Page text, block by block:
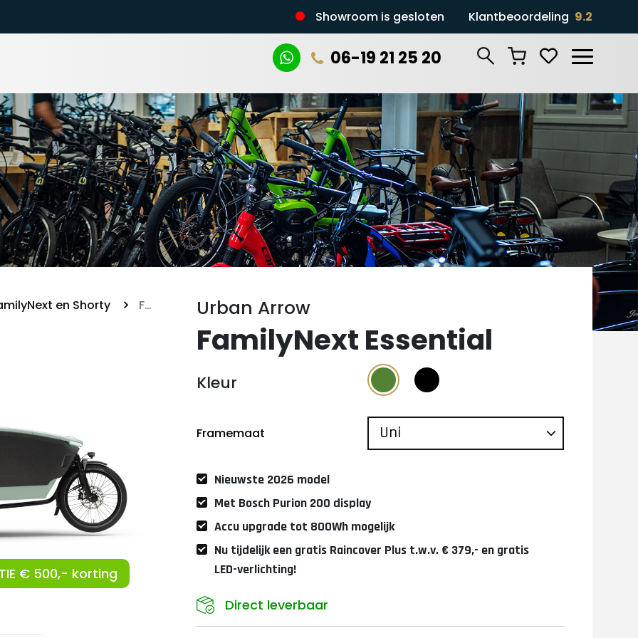
Showroom is gesloten Klantbeoordeling 9.2
06-19 21 25 20
en Shorty FamilyNext Essential
€ 500,- korting
Urban Arrow
FamilyNext Essential
Kleur
Framemaat
Nieuwste 2026 model
Met Bosch Purion 200 display
Accu upgrade tot 800Wh mogelijk
Nu tijdelijk een gratis Raincover Plus t.w.v. € 379,- en gratis
LED-verlichting!
Direct leverbaar